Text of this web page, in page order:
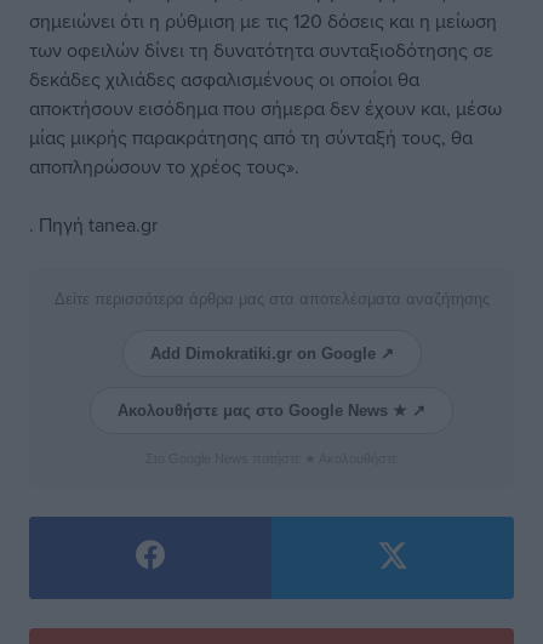
σημειώνει ότι η ρύθμιση με τις 120 δόσεις και η μείωση
των οφειλών δίνει τη δυνατότητα συνταξιοδότησης σε
δεκάδες χιλιάδες ασφαλισμένους οι οποίοι θα
αποκτήσουν εισόδημα που σήμερα δεν έχουν και, μέσω
μίας μικρής παρακράτησης από τη σύνταξή τους, θα
αποπληρώσουν το χρέος τους».
. Πηγή tanea.gr
Δείτε περισσότερα άρθρα μας στα αποτελέσματα αναζήτησης
Add Dimokratiki.gr on Google ↗
Ακολουθήστε μας στο Google News ★ ↗